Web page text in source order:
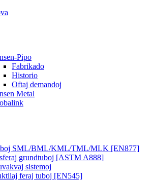
Pipo
Fabrikado
Historio
Oftaj demandoj
Metal
SML/BML/KML/TML/MLK [EN877]
grundtuboj [ASTM A888]
sistemoj
feraj tuboj [EN545]